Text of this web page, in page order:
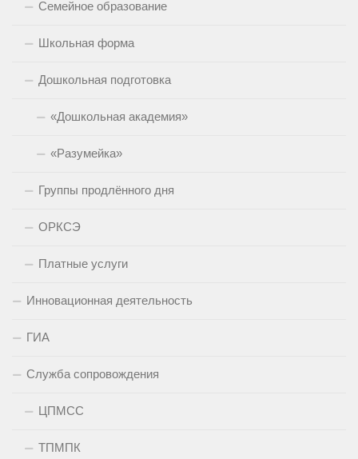
Семейное образование
Школьная форма
Дошкольная подготовка
«Дошкольная академия»
«Разумейка»
Группы продлённого дня
ОРКСЭ
Платные услуги
Инновационная деятельность
ГИА
Служба сопровождения
ЦПМСС
ТПМПК